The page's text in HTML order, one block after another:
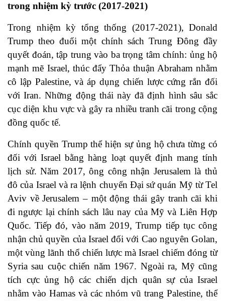
trong nhiệm kỳ trước (2017-2021)
Trong nhiệm kỳ tổng thống (2017-2021), Donald
Trump theo đuổi một chính sách Trung Đông đầy
quyết đoán, tập trung vào ba trọng tâm chính: ủng hộ
mạnh mẽ Israel, thúc đẩy Thỏa thuận Abraham nhằm
cô lập Palestine, và áp dụng chiến lược cứng rắn đối
với Iran. Những động thái này đã định hình sâu sắc
cục diện khu vực và gây ra nhiều tranh cãi trong cộng
đồng quốc tế.
Chính quyền Trump thể hiện sự ủng hộ chưa từng có
đối với Israel bằng hàng loạt quyết định mang tính
lịch sử. Năm 2017, ông công nhận Jerusalem là thủ
đô của Israel và ra lệnh chuyển Đại sứ quán Mỹ từ Tel
Aviv về Jerusalem – một động thái gây tranh cãi khi
đi ngược lại chính sách lâu nay của Mỹ và Liên Hợp
Quốc. Tiếp đó, vào năm 2019, Trump tiếp tục công
nhận chủ quyền của Israel đối với Cao nguyên Golan,
một vùng lãnh thổ chiến lược mà Israel chiếm đóng từ
Syria sau cuộc chiến năm 1967. Ngoài ra, Mỹ cũng
tích cực ủng hộ các chiến dịch quân sự của Israel
nhằm vào Hamas và các nhóm vũ trang Palestine, thể